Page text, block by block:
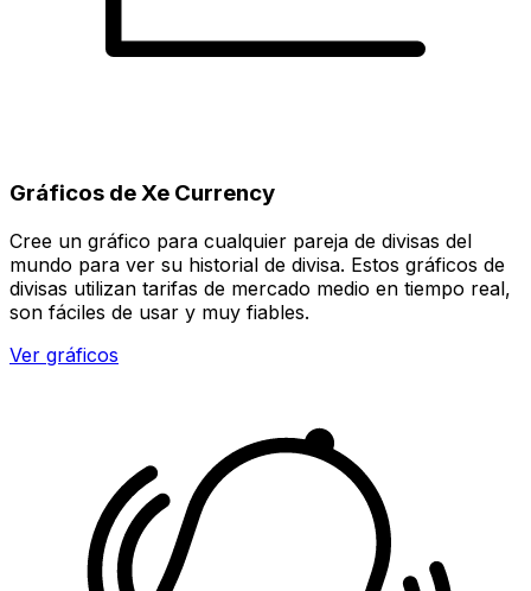
Gráficos de Xe Currency
Cree un gráfico para cualquier pareja de divisas del
mundo para ver su historial de divisa. Estos gráficos de
divisas utilizan tarifas de mercado medio en tiempo real,
son fáciles de usar y muy fiables.
Ver gráficos